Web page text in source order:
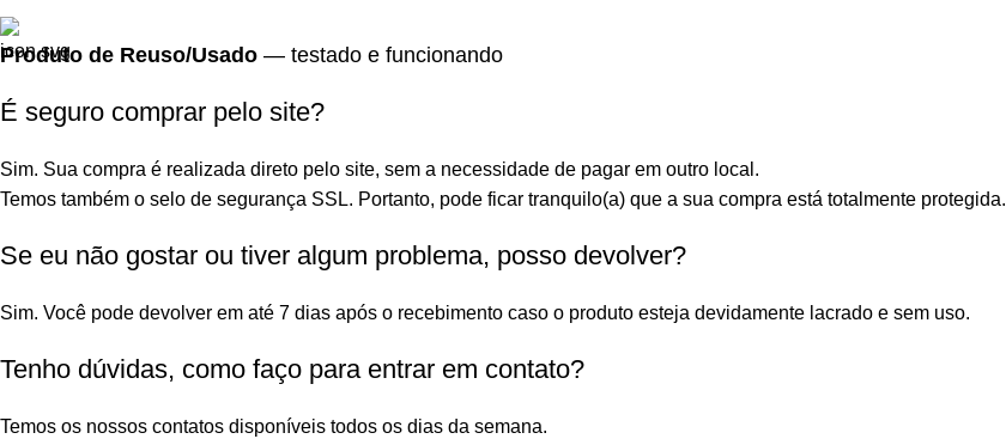
Produto de Reuso/Usado — testado e funcionando
É seguro comprar pelo site?
Sim. Sua compra é realizada direto pelo site, sem a necessidade de pagar em outro local.
Temos também o selo de segurança SSL. Portanto, pode ficar tranquilo(a) que a sua compra está totalmente protegida.
Se eu não gostar ou tiver algum problema, posso devolver?
Sim. Você pode devolver em até 7 dias após o recebimento caso o produto esteja devidamente lacrado e sem uso.
Tenho dúvidas, como faço para entrar em contato?
Temos os nossos contatos disponíveis todos os dias da semana.